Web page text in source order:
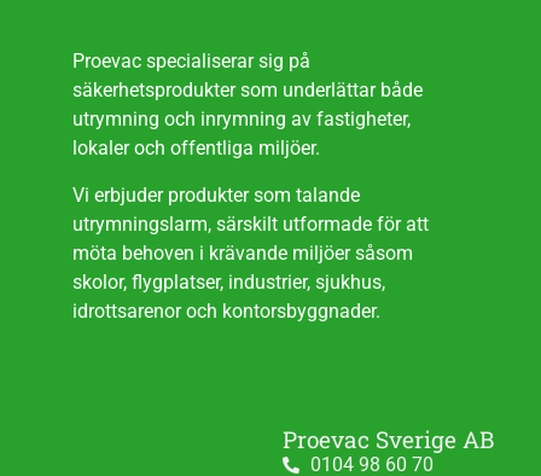
Proevac specialiserar sig på
säkerhetsprodukter som underlättar både
utrymning och inrymning av fastigheter,
lokaler och offentliga miljöer.
Vi erbjuder produkter som talande
utrymningslarm, särskilt utformade för att
möta behoven i krävande miljöer såsom
skolor, flygplatser, industrier, sjukhus,
idrottsarenor och kontorsbyggnader.
Proevac Sverige AB
0104 98 60 70